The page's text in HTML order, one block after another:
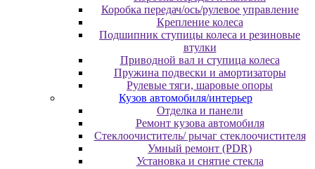
Коробка передач/ось/рулевое управление
Крепление колеса
Подшипник ступицы колеса и резиновые
втулки
Приводной вал и ступица колеса
Пружина подвески и амортизаторы
Рулевые тяги, шаровые опоры
Кузов автомобиля/интерьер
Отделка и панели
Ремонт кузова автомобиля
Стеклоочиститель/ рычаг стеклоочистителя
Умный ремонт (PDR)
Установка и снятие стекла